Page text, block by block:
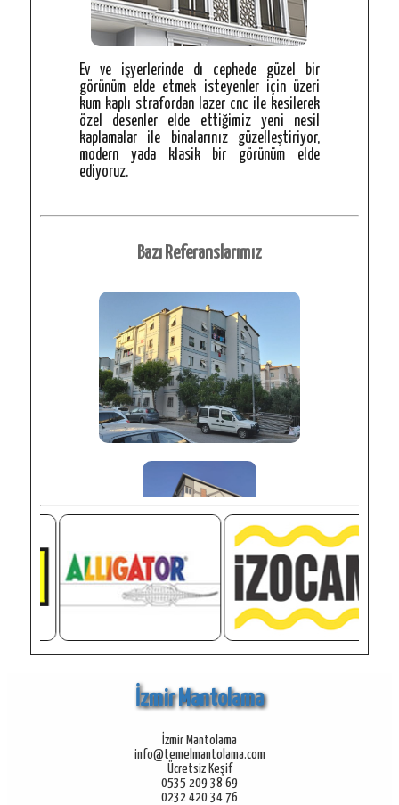
Ev ve işyerlerinde dı cephede güzel bir
görünüm elde etmek isteyenler için üzeri
kum kaplı strafordan lazer cnc ile kesilerek
özel desenler elde ettiğimiz yeni nesil
kaplamalar ile binalarınız güzelleştiriyor,
modern yada klasik bir görünüm elde
ediyoruz.
Bazı Referanslarımız
İzmir Mantolama
İzmir Mantolama
info@temelmantolama.com
Ücretsiz Keşif
0535 209 38 69
0232 420 34 76